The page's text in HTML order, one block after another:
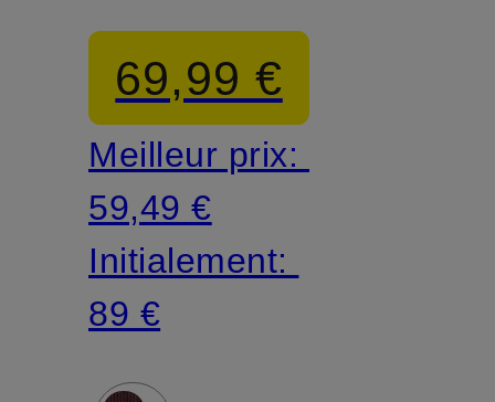
69,99 €
Meilleur prix:
59,49 €
Initialement:
89 €